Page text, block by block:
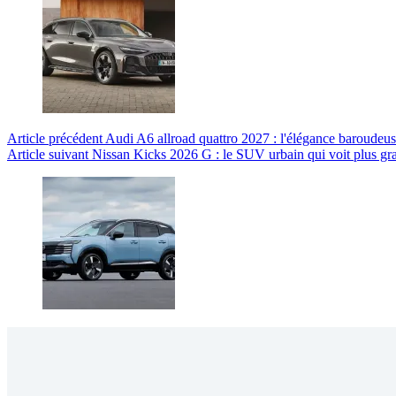
Article précédent Audi A6 allroad quattro 2027 : l'élégance
Article suivant Nissan Kicks 2026 G : le SUV urbain qui voit plus